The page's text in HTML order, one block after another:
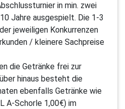
in min. zwei
Jahre ausgespielt. Die 1-3
jeweiligen Konkurrenzen
/ kleinere Sachpreise
die Getränke frei zur
hinaus besteht die
ebenfalls Getränke wie
A-Schorle 1,00€) im